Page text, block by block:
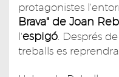
protagonistes
Brava" de Joan
l'espigó. Després
treballs es